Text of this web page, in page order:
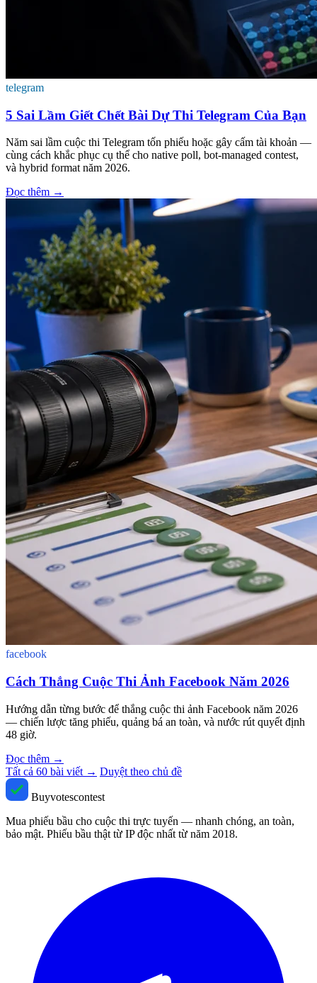
telegram
5 Sai Lầm Giết Chết Bài Dự Thi Telegram Của Bạn
Năm sai lầm cuộc thi Telegram tốn phiếu hoặc gây cấm tài khoản —
cùng cách khắc phục cụ thể cho native poll, bot-managed contest,
và hybrid format năm 2026.
Đọc thêm →
facebook
Cách Thắng Cuộc Thi Ảnh Facebook Năm 2026
Hướng dẫn từng bước để thắng cuộc thi ảnh Facebook năm 2026
— chiến lược tăng phiếu, quảng bá an toàn, và nước rút quyết định
48 giờ.
Đọc thêm →
Tất cả 60 bài viết → Duyệt theo chủ đề
Buyvotescontest
Mua phiếu bầu cho cuộc thi trực tuyến — nhanh chóng, an toàn,
bảo mật. Phiếu bầu thật từ IP độc nhất từ năm 2018.